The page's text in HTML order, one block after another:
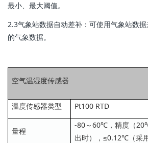
最小、最大阈值。
2.3气象站数据自动差补：可使用气象站数
的气象数据。
空气温湿度传感器
温度传感器类型 Pt100 RTD
量程
-80～60℃，精度（
出时），≤0.12℃（采